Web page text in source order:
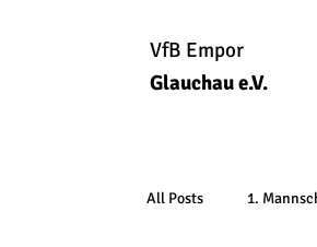
VfB Empor
Glauchau e.V.
All Posts 1.